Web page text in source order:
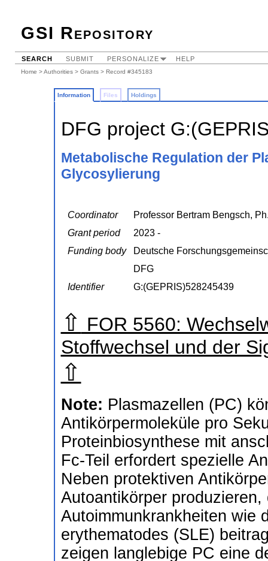
GSI Repository
SEARCH SUBMIT PERSONALIZE HELP
Home >Authorities > Grants > Record #345183
Information Files Holdings
DFG project
Metabolische Regulation der
Glycosylierung
Coordinator
Professor Bertram Bengsch,
Grant period
2023 -
Funding body
Deutsche
DFG
Identifier
G:(GEPRIS)528245439
⇧ FOR 5560:
Stoffwechsel und der
⇧
Note: Plasmazellen (PC)
Antikörpermoleküle pro
Proteinbiosynthese mit
Fc-Teil erfordert spezielle
Neben protektiven
Autoantikörper
Autoimmunkrankheiten wie
erythematodes (SLE)
zeigen langlebige PC eine